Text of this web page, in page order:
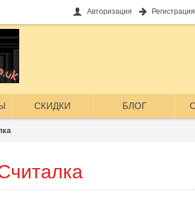
Авторизация Регистрация
СКИДКИ БЛОГ